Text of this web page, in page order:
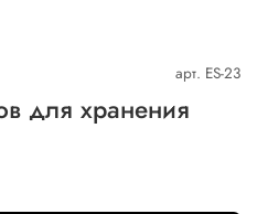
арт. ES-23
для хранения